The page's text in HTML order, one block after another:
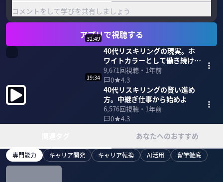
コメントをして学びを共有しましょう
アプリで視聴する
32:49
40代リスキリングの現実。ホ
ワイトカラーとして働き続ける
方法
9,671回視聴・ 1年前
0
4.3
19:34
40代リスキリングの賢い進め
方。中継ぎ仕事から始めよ
6,576回視聴・ 1年前
0
4.3
あなたへのおすすめ
専門能力 キャリア開発 キャリア転換 AI活用 留学徹底